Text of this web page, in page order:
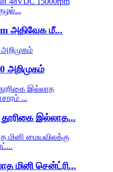
அதிவேக மீ...
அறிமுகம்
இல்லாத...
மினி சென்ட்ரி...